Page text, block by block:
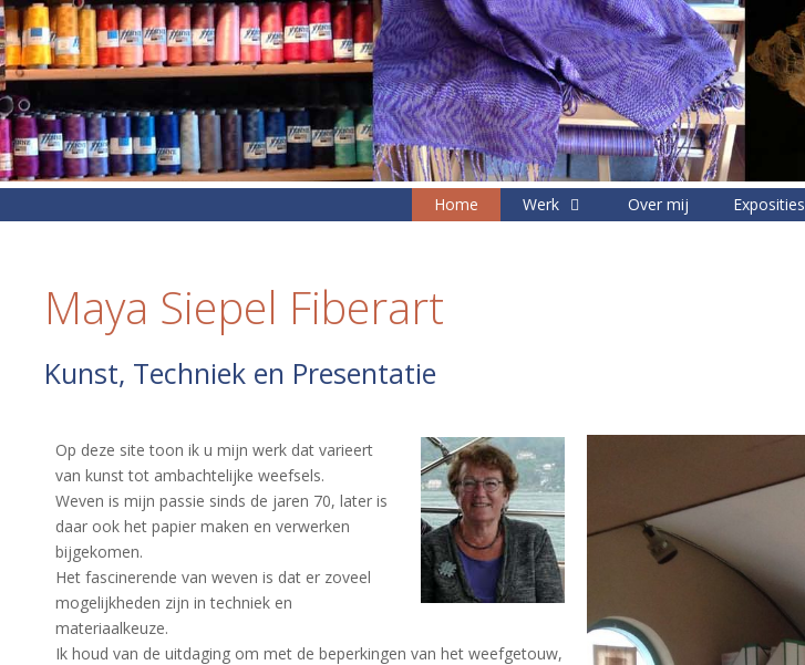
Ga
naar
de
inhoud
Home Werk Over mij Exposities
Maya Siepel Fiberart
Kunst, Techniek en Presentatie
Op deze site toon ik u mijn werk dat varieert
van kunst tot ambachtelijke weefsels.
Weven is mijn passie sinds de jaren 70, later is
daar ook het papier maken en verwerken
bijgekomen.
Het fascinerende van weven is dat er zoveel
mogelijkheden zijn in techniek en
materiaalkeuze.
Ik houd van de uitdaging om met de beperkingen van het weefgetouw,